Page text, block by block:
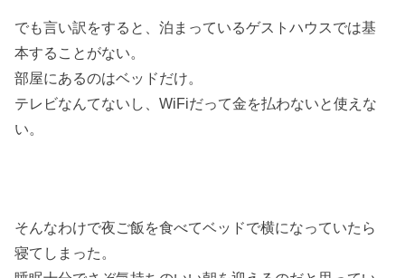
でも言い訳をすると、泊まっているゲストハウスでは基
本することがない。
部屋にあるのはベッドだけ。
テレビなんてないし、WiFiだって金を払わないと使えな
い。
そんなわけで夜ご飯を食べてベッドで横になっていたら
寝てしまった。